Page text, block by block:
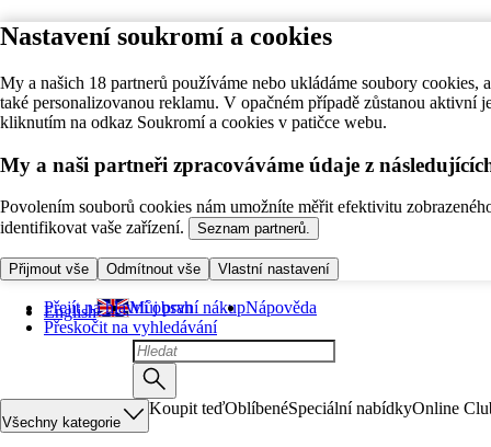
Nastavení soukromí a cookies
My a našich 18 partnerů používáme nebo ukládáme soubory
také personalizovanou reklamu. V opačném případě zůstanou
kliknutím na odkaz Soukromí a cookies v patičce webu.
My a naši partneři zpracováváme údaje z
Povolením souborů cookies nám umožníte měřit efektivitu
identifikovat vaše zařízení.
Seznam partnerů.
Přijmout vše Odmítnout vše Vlastní nastavení
Přejít na hlavní obsah
Přeskočit na vyhledávání
English Můj první nákupNápověda
Všechny kategorie
Koupit teďOblíbenéSpeciální nabídkyOnline